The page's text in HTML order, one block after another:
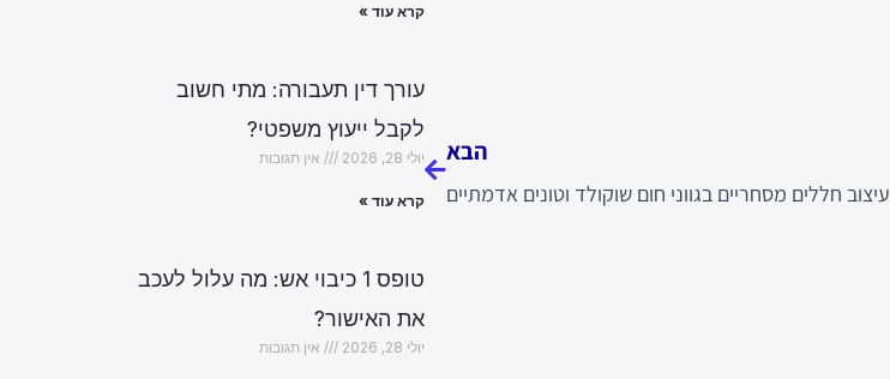
הבא
עיצוב חללים מסחריים בגווני חום שוקולד וטונים אדמתיים
הבא
קרא עוד »
עורך דין תעבורה: מתי חשוב
לקבל ייעוץ משפטי?
יולי 28, 2026 אין תגובות
קרא עוד »
טופס 1 כיבוי אש: מה עלול לעכב
את האישור?
יולי 28, 2026 אין תגובות